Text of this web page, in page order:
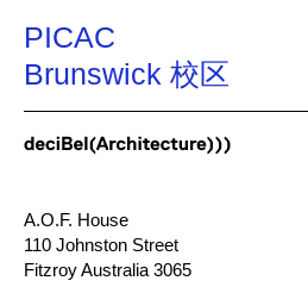
PICAC
Brunswick 校区
A.O.F. House
110 Johnston Street
Fitzroy Australia 3065